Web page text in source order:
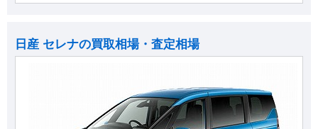
日産 セレナの買取相場・査定相場